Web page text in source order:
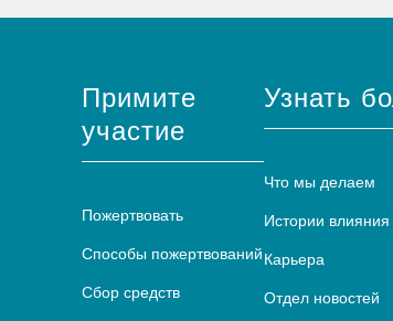
Примите
участие
Пожертвовать
Способы пожертвований
Сбор средств
Узнать
Что мы делаем
Истории влияния
Карьера
Отдел новостей